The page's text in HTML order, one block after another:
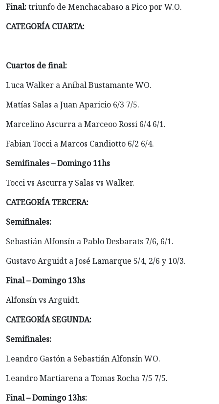
Final:triunfo de Menchacabaso a Pico por W.O.
CATEGORÍA CUARTA:
Cuartos de final:
Luca Walker a Aníbal Bustamante WO.
Matías Salas a Juan Aparicio 6/3 7/5.
Marcelino Ascurra a Marceoo Rossi 6/4 6/1.
Fabian Tocci a Marcos Candiotto 6/2 6/4.
Semifinales – Domingo 11hs
Tocci vs Ascurra y Salas vs Walker.
CATEGORÍA TERCERA:
Semifinales:
Sebastián Alfonsín a Pablo Desbarats 7/6, 6/1.
Gustavo Arguidt a José Lamarque 5/4, 2/6 y 10/3.
Final – Domingo 13hs
Alfonsín vs Arguidt.
CATEGORÍA SEGUNDA:
Semifinales:
Leandro Gastón a Sebastián Alfonsín WO.
Leandro Martiarena a Tomas Rocha 7/5 7/5.
Final – Domingo 13hs: